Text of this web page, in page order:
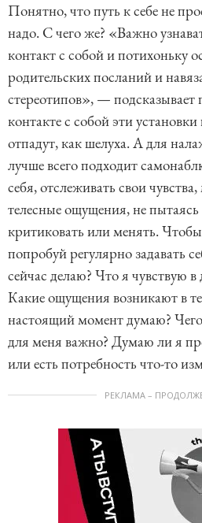
Понятно, что путь к себе не
надо. С чего же? «Важно
контакт с собой и потихоньку
родительских посланий и
стереотипов», —
контакте с собой эти
отпадут, как шелуха. А для
лучше всего подходит
себя, отслеживать свои
телесные ощущения, не
критиковать или менять. Чтобы
попробуй регулярно задавать
сейчас делаю? Что я чувствую
Какие ощущения возникают в
настоящий момент думаю?
для меня важно? Думаю ли я
или есть потребность что-то
РЕКЛАМА –